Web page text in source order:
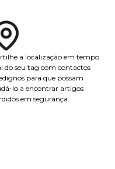
a localização em tempo
do seu tag com contactos
para que possam
lo a encontrar artigos
em segurança.